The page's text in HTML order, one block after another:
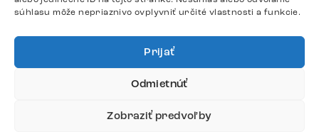
súhlasu môže nepriaznivo ovplyvniť určité vlastnosti a funkcie.
Prijať
Odmietnúť
Zobraziť predvoľby